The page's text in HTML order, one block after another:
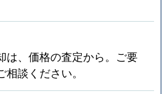
は、価格の査定から。ご要
談ください。